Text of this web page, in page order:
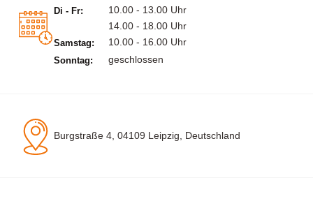
Di - Fr:
10.00 - 13.00 Uhr
14.00 - 18.00 Uhr
Samstag: 10.00 - 16.00 Uhr
Sonntag: geschlossen
Burgstraße 4, 04109 Leipzig, Deutschland